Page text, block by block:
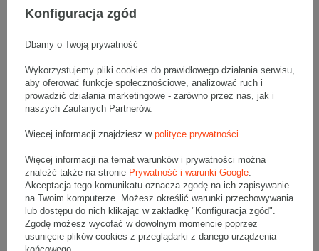
• tektura falista:3-warstwowa
• gramatura: 390 g/m2
• kolor:Szary
• waga jednostkowa (+/-5%): 68 g
• składanie: Automatyczne
Karton nadaje się do pakowania wysyłek kurierskich:
• Poczta Polska List L
• Poczta Polska Paczka A
• InPost B
Konfiguracja zgód
Dbamy o Twoją prywatność
Wykorzystujemy pliki cookies do prawidłowego działania serwisu,
aby oferować funkcje społecznościowe, analizować ruch i
prowadzić działania marketingowe - zarówno przez nas, jak i
naszych Zaufanych Partnerów.
Więcej informacji znajdziesz w polityce prywatności.
Więcej informacji na temat warunków i prywatności można
znaleźć także na stronie Prywatność i warunki Google.
Akceptacja tego komunikatu oznacza zgodę na ich zapisywanie
na Twoim komputerze. Możesz określić warunki przechowywania
lub dostępu do nich klikając w zakładkę "Konfiguracja zgód".
Zgodę możesz wycofać w dowolnym momencie poprzez
usunięcie plików cookies z przeglądarki z danego urządzenia